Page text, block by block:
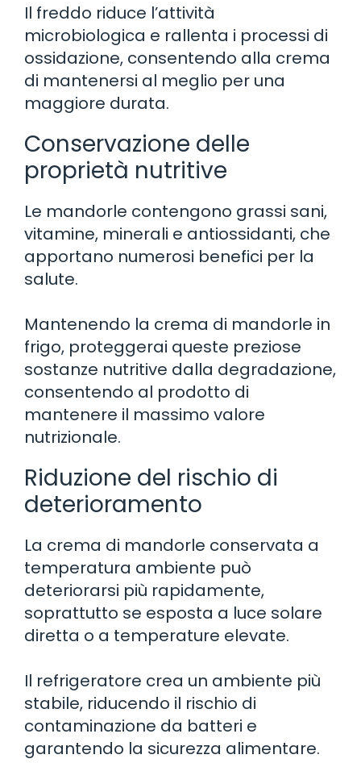
Il freddo riduce l’attività
microbiologica e rallenta i processi di
ossidazione, consentendo alla crema
di mantenersi al meglio per una
maggiore durata.
Conservazione delle
proprietà nutritive
Le mandorle contengono grassi sani,
vitamine, minerali e antiossidanti, che
apportano numerosi benefici per la
salute.
Mantenendo la crema di mandorle in
frigo, proteggerai queste preziose
sostanze nutritive dalla degradazione,
consentendo al prodotto di
mantenere il massimo valore
nutrizionale.
Riduzione del rischio di
deterioramento
La crema di mandorle conservata a
temperatura ambiente può
deteriorarsi più rapidamente,
soprattutto se esposta a luce solare
diretta o a temperature elevate.
Il refrigeratore crea un ambiente più
stabile, riducendo il rischio di
contaminazione da batteri e
garantendo la sicurezza alimentare.